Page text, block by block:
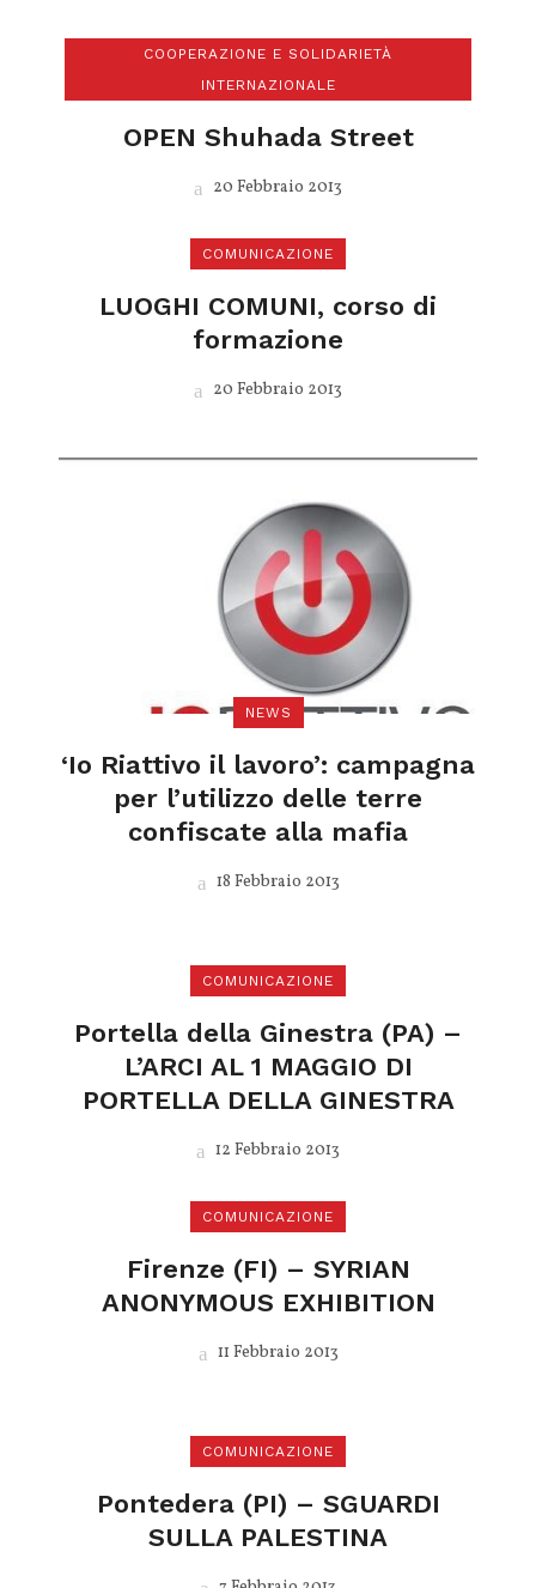
COOPERAZIONE E SOLIDARIETÀ
INTERNAZIONALE
OPEN Shuhada Street
20 Febbraio 2013
COMUNICAZIONE
LUOGHI COMUNI, corso di
formazione
20 Febbraio 2013
NEWS
‘Io Riattivo il lavoro’: campagna
per l’utilizzo delle terre
confiscate alla mafia
18 Febbraio 2013
COMUNICAZIONE
Portella della Ginestra (PA) –
L’ARCI AL 1 MAGGIO DI
PORTELLA DELLA GINESTRA
12 Febbraio 2013
COMUNICAZIONE
Firenze (FI) – SYRIAN
ANONYMOUS EXHIBITION
11 Febbraio 2013
COMUNICAZIONE
Pontedera (PI) – SGUARDI
SULLA PALESTINA